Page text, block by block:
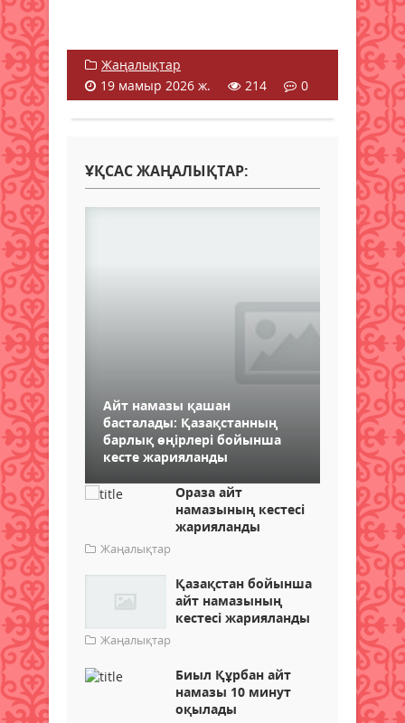
Жаңалықтар
19 мамыр 2026 ж.
214 0
ҰҚСАС ЖАҢАЛЫҚТАР:
Айт намазы қашан
басталады: Қазақстанның
барлық өңірлері бойынша
кесте жарияланды
Ораза айт
намазының кестесі
жарияланды
Жаңалықтар
Қазақстан бойынша
айт намазының
кестесі жарияланды
Жаңалықтар
Биыл Құрбан айт
намазы 10 минут
оқылады